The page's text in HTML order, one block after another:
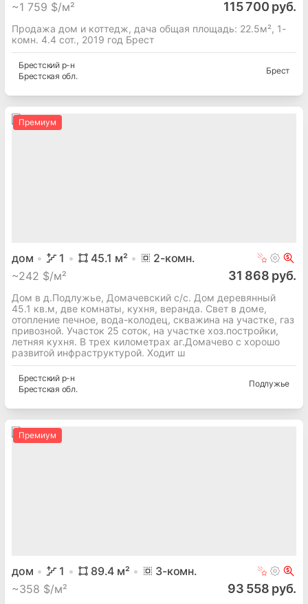
~1 759 $/м² 115 700 руб.
Продажа дом и коттедж, дача общая площадь: 22.5м², 1-
комн. 4.4 сот., 2019 год Брест
Брестскийр-н
Брестская обл.
Брест
Премиум
дом 1 45.1 м² 2-комн.
~242 $/м² 31 868 руб.
Дом в д.Подлужье, Домачевский с/с. Дом деревянный
45.1 кв.м, две комнаты, кухня, веранда. Свет в доме,
отопление печное, вода-колодец, скважина на участке, газ
привозной. Участок 25 соток, на участке хоз.постройки,
летняя кухня. В трех километрах аг.Домачево с хорошо
развитой инфраструктурой. Ходит ш
Брестскийр-н
Брестская обл.
Подлужье
Премиум
дом 1 89.4 м² 3-комн.
~358 $/м² 93 558 руб.